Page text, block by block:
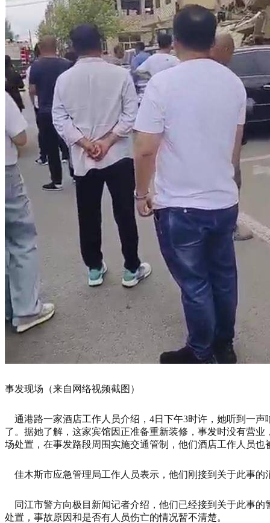
事发现场（来自网络视频截图）
通港路一家酒店工作人员介绍，4日下午3时许，她听到一声
了。据她了解，这家宾馆因正准备重新装修，事发时没有营
场处置，在事发路段周围实施交通管制，他们酒店工作人员也
佳木斯市应急管理局工作人员表示，他们刚接到关于此事的
同江市警方向极目新闻记者介绍，他们已经接到关于此事的
处置，事故原因和是否有人员伤亡的情况暂不清楚。